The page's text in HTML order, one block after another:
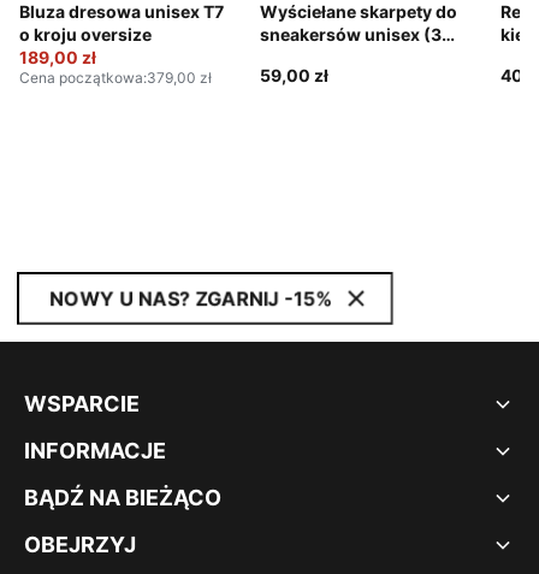
Bluza dresowa unisex T7
o kroju oversize
189,00 zł
Cena początkowa:379,00 zł
Wyściełane skarpety do
sneakersów unisex (3
59,00 zł
NOWY U NAS? ZGARNIJ -15%
WSPARCIE
INFORMACJE
BĄDŹ NA BIEŻĄCO
OBEJRZYJ